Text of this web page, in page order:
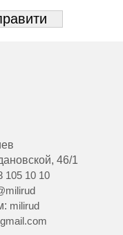
46/1
105 10 10
milirud